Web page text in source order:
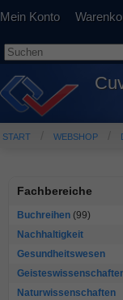
Mein Konto
START WEBSHOP
Fachbereiche
Buchreihen (99)
Nachhaltigkeit
Gesundheitswesen
Naturwissenschaften